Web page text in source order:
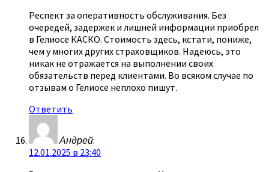
Респект за оперативность обслуживания. Без
очередей, задержек и лишней информации приобрел
в Гелиосе КАСКО. Стоимость здесь, кстати, пониже,
чем у многих других страховщиков. Надеюсь, это
никак не отражается на выполнении своих
обязательств перед клиентами. Во всяком случае по
отзывам о Гелиосе неплохо пишут.
Ответить
Андрей:
12.01.2025 в 23:40